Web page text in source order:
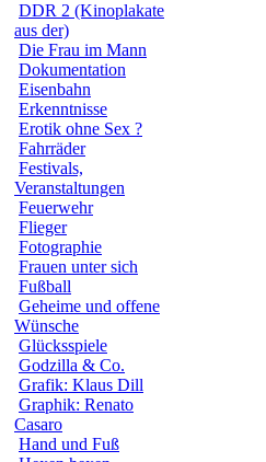
DDR 2 (Kinoplakate
aus der)
Die Frau im Mann
Dokumentation
Eisenbahn
Erkenntnisse
Erotik ohne Sex ?
Fahrräder
Festivals,
Veranstaltungen
Feuerwehr
Flieger
Fotographie
Frauen unter sich
Fußball
Geheime und offene
Wünsche
Glücksspiele
Godzilla & Co.
Grafik: Klaus Dill
Graphik: Renato
Casaro
Hand und Fuß